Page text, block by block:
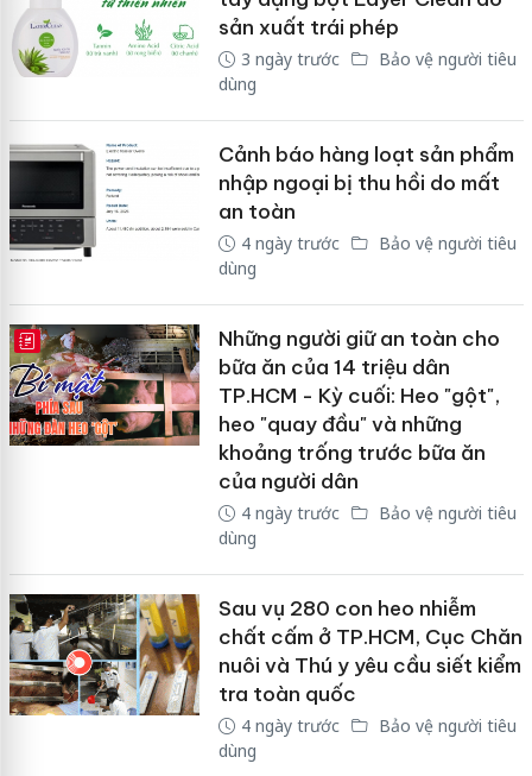
sản xuất trái phép
3 ngày trước
Bảo vệ người tiêu
dùng
Cảnh báo hàng loạt sản phẩm
nhập ngoại bị thu hồi do mất
an toàn
4 ngày trước
Bảo vệ người tiêu
dùng
E-MAGAZINE
Những người giữ an toàn cho
bữa ăn của 14 triệu dân
TP.HCM - Kỳ cuối: Heo "gột",
heo "quay đầu" và những
khoảng trống trước bữa ăn
của người dân
4 ngày trước
Bảo vệ người tiêu
dùng
Sau vụ 280 con heo nhiễm
chất cấm ở TP.HCM, Cục Chăn
nuôi và Thú y yêu cầu siết kiểm
tra toàn quốc
4 ngày trước
Bảo vệ người tiêu
dùng